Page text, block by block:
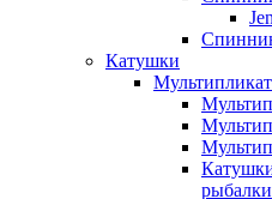
Катушки
рыбалки